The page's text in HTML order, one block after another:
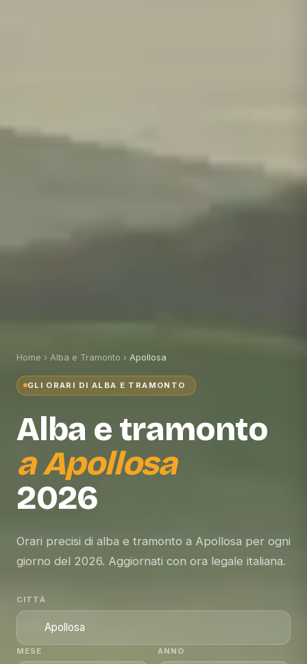
Home › Alba e Tramonto › Apollosa
GLI ORARI DI ALBA E TRAMONTO
Alba e tramonto
aApollosa
2026
Orari precisi di alba e tramonto a Apollosa per ogni
giorno del 2026. Aggiornati con ora legale italiana.
CITTÀ
MESE ANNO